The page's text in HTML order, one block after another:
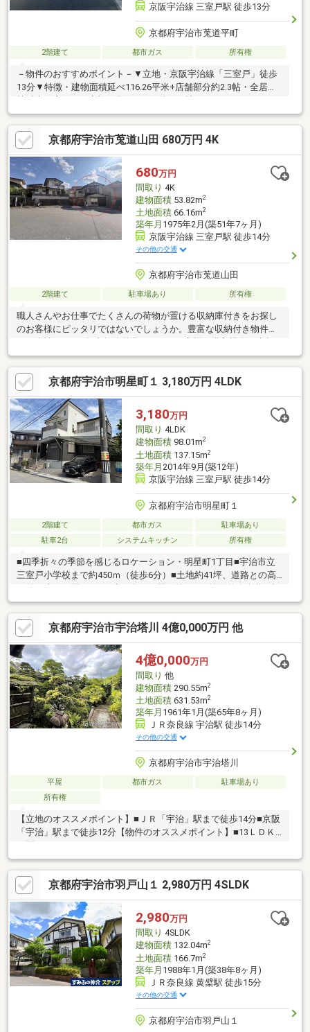
京阪宇治線 三室戸駅 徒歩13分
京都府宇治市莵道平町
2階建て 都市ガス 所有権
－物件のおすすめポイント－▼立地・京阪宇治線「三室戸」徒歩
13分▼特徴・建物面積延べ116.26平米+店舗部分約2.3帖・全居室6
ンを育むリビング階段・動線が短く作業のしやすいL字型の対面式
キッチン・階段下に書斎としても使用可能なスペース有・各階に
トイレ・洗面台有・納戸など、全居室に収納有・駐車場有(車種に
よる)▼周辺環境・アル・プラザ宇治東 徒歩4分(約290m)※増築未
登記部分有■ ご希望の住まい探しをお手伝いします
━━━━━・・・物件の詳細・ご相談はお気軽にお問い合わせく
ださい。
京都府宇治市莵道山田 680万円 4K
680万円
間取り 4K
建物面積53.82m2
土地面積66.16m2
築年月 1975年2月(築51年7ヶ月)
京阪宇治線 三室戸駅 徒歩14分
その他の交通
京都府宇治市莵道山田
2階建て 駐車場あり 所有権
職人さんやお仕事でたくさんの荷物が置ける収納庫付きをお探し
のお客様にピッタリではないでしょうか。豊富な収納付き物件で
機会を逃しません。お電話でもメールでもお気軽にお問合せ下さ
い！メイクスはご購入や売却はもちろん、賃貸や新築リフォーム
などお家に関する幅広い業務を行っている不動産会社です。お気
軽にご相談くださいませ。
京都府宇治市明星町１ 3,180万円 4LDK
3,180万円
間取り 4LDK
建物面積98.01m2
土地面積137.15m2
築年月 2014年9月(築12年)
京阪宇治線 三室戸駅 徒歩14分
京都府宇治市明星町１
2階建て 都市ガス
駐車場あり
駐車2台
システムキッチン 所有権
■四季折々の季節を感じるロケーション・明星町1丁目■宇治市立
三室戸小学校まで約450ｍ（徒歩6分）■土地約41坪、道路との高
員約5.7ｍ■カーポートには、普通車2台と軽自動車1台駐車可能な
スペースがあります■建物は2014年9月建築■建物面積約29坪の4Ｌ
ＤＫ■木の表情を活かしたナチュラルモダンな内装です■1階には
ウッドデッキ■2階には大容量6帖の小屋裏収納■2階には2面バルコ
ニーがあります■2階の洋室は各6帖以上のスペース（7.5帖、6.5
帖、6帖）■1階の和室はＬＤＫと一体利用ができます
京都府宇治市宇治塔川 4億0,000万円 他
4億0,000万円
間取り 他
建物面積290.55m2
土地面積631.53m2
築年月 1961年1月(築65年8ヶ月)
ＪＲ奈良線 宇治駅 徒歩14分
その他の交通
京都府宇治市宇治塔川
平屋 都市ガス
駐車場あり
所有権
【立地のオススメポイント】■ＪＲ「宇治」駅まで徒歩14分■京阪
「宇治」駅まで徒歩12分【物件のオススメポイント】■13ＬＤＫ
てお使いになることも可能です■和風庭園のある物件です■駐車ス
ペースございます■二世帯住宅、収益物件としてもご検討頂けま
す
京都府宇治市羽戸山１ 2,980万円 4SLDK
2,980万円
間取り 4SLDK
建物面積132.04m2
土地面積166.7m2
築年月 1988年1月(築38年8ヶ月)
ＪＲ奈良線 黄檗駅 徒歩15分
その他の交通
京都府宇治市羽戸山１